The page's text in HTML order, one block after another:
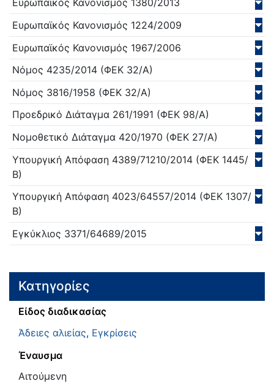
Ευρωπαϊκός Κανονισμός 1380/2013
Ευρωπαϊκός Κανονισμός 1224/2009
Ευρωπαϊκός Κανονισμός 1967/2006
Νόμος 4235/2014 (ΦΕΚ 32/Α)
Νόμος 3816/1958 (ΦΕΚ 32/Α)
Προεδρικό Διάταγμα 261/1991 (ΦΕΚ 98/Α)
Νομοθετικό Διάταγμα 420/1970 (ΦΕΚ 27/Α)
Υπουργική Απόφαση 4389/71210/2014 (ΦΕΚ 1445/
Β)
Υπουργική Απόφαση 4023/64557/2014 (ΦΕΚ 1307/
Β)
Εγκύκλιος 3371/64689/2015
Κατηγορίες
Είδος διαδικασίας
Άδειες αλιείας, Εγκρίσεις
Έναυσμα
Αιτούμενη